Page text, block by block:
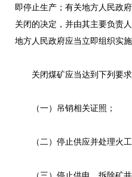
即停止生产；有关地方人民政
关闭的决定，并由其主要负责
地方人民政府应当立即组织实施
关闭煤矿应当达到下列要求
（一）吊销相关证照；
（二）停止供应并处理火工